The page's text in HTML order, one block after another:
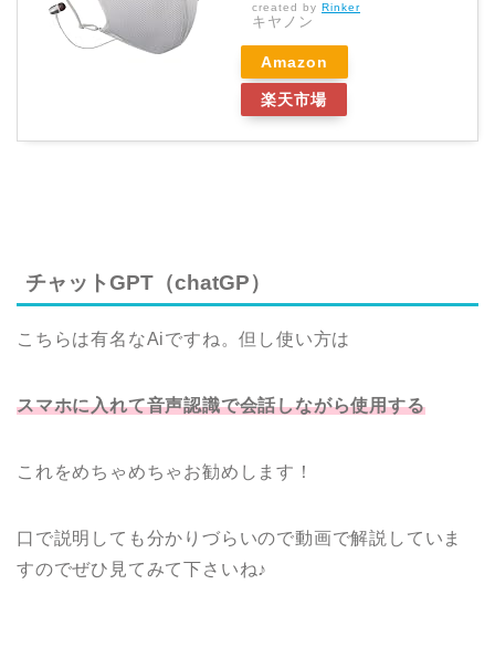
created by Rinker
キヤノン
Amazon
楽天市場
チャットGPT（chatGP）
こちらは有名なAiですね。但し使い方は
スマホに入れて音声認識で会話しながら使用する
これをめちゃめちゃお勧めします！
口で説明しても分かりづらいので動画で解説していま
すのでぜひ見てみて下さいね♪